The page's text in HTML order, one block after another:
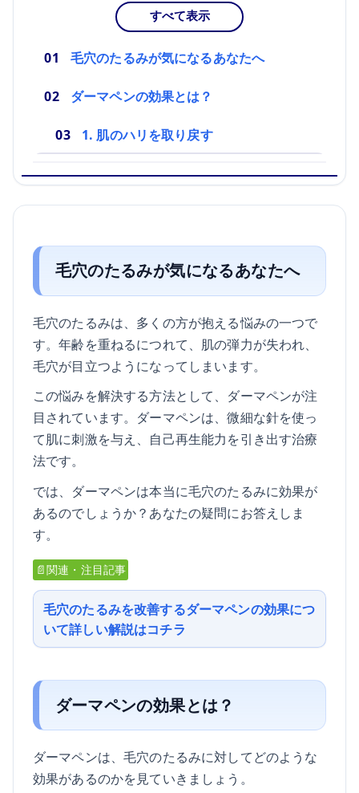
すべて表示
毛穴のたるみが気になるあなたへ
ダーマペンの効果とは？
1. 肌のハリを取り戻す
毛穴のたるみが気になるあなたへ
毛穴のたるみは、多くの方が抱える悩みの一つで
す。年齢を重ねるにつれて、肌の弾力が失われ、
毛穴が目立つようになってしまいます。
この悩みを解決する方法として、ダーマペンが注
目されています。ダーマペンは、微細な針を使っ
て肌に刺激を与え、自己再生能力を引き出す治療
法です。
では、ダーマペンは本当に毛穴のたるみに効果が
あるのでしょうか？あなたの疑問にお答えしま
す。
📄関連・注目記事
毛穴のたるみを改善するダーマペンの効果につ
いて詳しい解説はコチラ
ダーマペンの効果とは？
ダーマペンは、毛穴のたるみに対してどのような
効果があるのかを見ていきましょう。